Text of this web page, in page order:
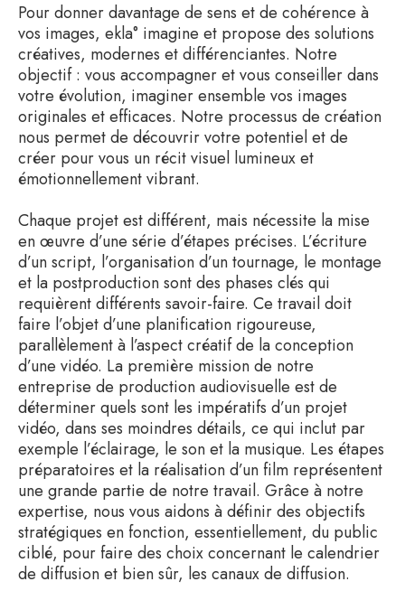
Pour donner davantage de sens et de cohérence à
vos images, ekla° imagine et propose des solutions
créatives, modernes et différenciantes. Notre
objectif : vous accompagner et vous conseiller dans
votre évolution, imaginer ensemble vos images
originales et efficaces. Notre processus de création
nous permet de découvrir votre potentiel et de
créer pour vous un récit visuel lumineux et
émotionnellement vibrant.
Chaque projet est différent, mais nécessite la mise
en œuvre d’une série d’étapes précises. L’écriture
d’un script, l’organisation d’un tournage, le montage
et la postproduction sont des phases clés qui
requièrent différents savoir-faire. Ce travail doit
faire l’objet d’une planification rigoureuse,
parallèlement à l’aspect créatif de la conception
d’une vidéo. La première mission de notre
entreprise de production audiovisuelle est de
déterminer quels sont les impératifs d’un projet
vidéo, dans ses moindres détails, ce qui inclut par
exemple l’éclairage, le son et la musique. Les étapes
préparatoires et la réalisation d’un film représentent
une grande partie de notre travail. Grâce à notre
expertise, nous vous aidons à définir des objectifs
stratégiques en fonction, essentiellement, du public
ciblé, pour faire des choix concernant le calendrier
de diffusion et bien sûr, les canaux de diffusion.